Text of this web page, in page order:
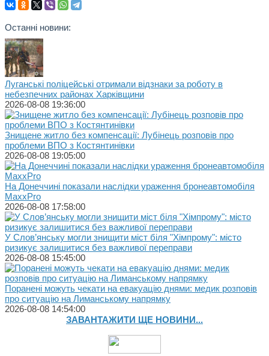
Останні новини:
Луганські поліцейські отримали відзнаки за роботу в
небезпечних районах Харківщини
2026-08-08 19:36:00
Знищене житло без компенсації: Лубінець розповів про
проблеми ВПО з Костянтинівки
2026-08-08 19:05:00
На Донеччині показали наслідки ураження бронеавтомобіля
MaxxPro
2026-08-08 17:58:00
У Слов’янську могли знищити міст біля "Хімпрому": місто
ризикує залишитися без важливої переправи
2026-08-08 15:45:00
Поранені можуть чекати на евакуацію днями: медик розповів
про ситуацію на Лиманському напрямку
2026-08-08 14:54:00
ЗАВАНТАЖИТИ ЩЕ НОВИНИ...